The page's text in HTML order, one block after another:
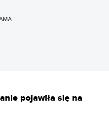
pojawiła się na